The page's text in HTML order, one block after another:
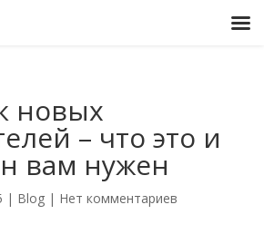
новых
– что это и
вам нужен
| Blog| Нет комментариев